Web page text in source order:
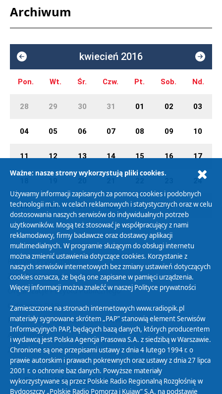
Archiwum
kwiecień 2016
Pon. Wt. Śr. Czw. Pt. Sob. Nd.
28 29 30 31 01 02 03
04 05 06 07 08 09 10
11 12 13 14 15 16 17
24
25 26 27 28 29 30 01
Polityka Prywatności
Zasady korzystania z Serwisu
Organizacje Pożytku Publicznego
Cyfryzacja DAB+
Polityka ochrony danych osobowych
Abonament
Zamówienia publiczne
Biuletyn Informacji Publicznej
Ważne: nasze strony wykorzystują pliki cookies.
Używamy informacji zapisanych za pomocą cookies i podobnych
technologii m.in. w celach reklamowych i statystycznych oraz w celu
dostosowania naszych serwisów do indywidualnych potrzeb
użytkowników. Mogą też stosować je współpracujący z nami
reklamodawcy, firmy badawcze oraz dostawcy aplikacji
multimedialnych. W programie służącym do obsługi internetu
można zmienić ustawienia dotyczące cookies. Korzystanie z
naszych serwisów internetowych bez zmiany ustawień dotyczących
cookies oznacza, że będą one zapisane w pamięci urządzenia.
Więcej informacji można znaleźć w naszej Polityce prywatności
Zamieszczone na stronach internetowych www.radiopik.pl
materiały sygnowane skrótem „PAP” stanowią element Serwisów
Informacyjnych PAP, będących bazą danych, których producentem
i wydawcą jest Polska Agencja Prasowa S.A. z siedzibą w Warszawie.
Chronione są one przepisami ustawy z dnia 4 lutego 1994 r. o
prawie autorskim i prawach pokrewnych oraz ustawy z dnia 27 lipca
2001 r. o ochronie baz danych. Powyższe materiały
wykorzystywane są przez Polskie Radio Regionalną Rozgłośnię w
Bydgoszczy „Polskie Radio Pomorza i Kujaw” S.A. na podstawie